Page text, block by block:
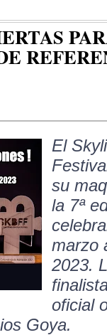
El
su
la 7ª
marzo
2023.
oficial
Goya.